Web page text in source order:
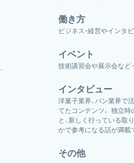
働き方
ビジネス・経営やインタ
イベント
技術講習会や展示会など
インタビュー
洋菓子業界、パン業界で
てたコンテンツ。 独立時
と、新しく行っている取
かで参考になる話が満載
その他